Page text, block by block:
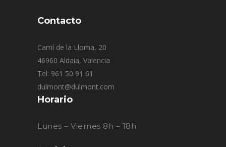
Contacto
Camí de la Lloma, 20
46960 Aldaia, Valencia
Tel: 961 50 91 61
dulmont@dulmont.com
Horario
Lunes – Viernes 8h – 18h